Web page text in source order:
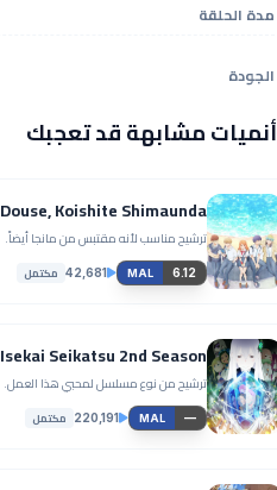
مدة الحلقة
الجودة
أنميات مشابهة قد تعجبك
Douse, Koishite Shimaunda.
ترشيح مناسب لأنه مقتبس من مانجا أيضاً.
MAL 6.12
42,681 مكتمل
ترشيح من نوع مسلسل لمحبي هذا العمل.
MAL —
220,191 مكتمل